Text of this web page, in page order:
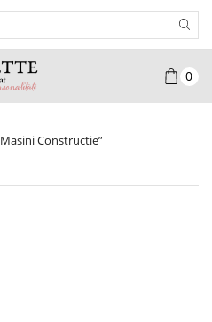
Input
0
Constructie”